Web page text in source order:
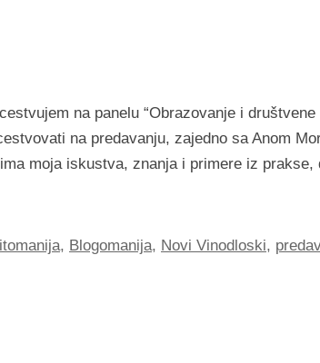
na panelu “Obrazovanje i društvene
na predavanju, zajedno sa Anom
moja iskustva, znanja i primere iz
, Blogomanija, Novi Vinodloski,